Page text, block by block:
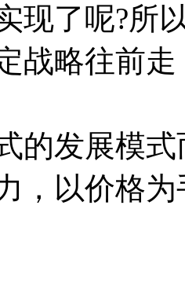
现了呢?所
战略往前
发展模式
，以价格